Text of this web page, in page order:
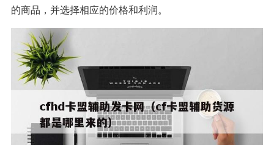
的商品，并选择相应的价格和利润。